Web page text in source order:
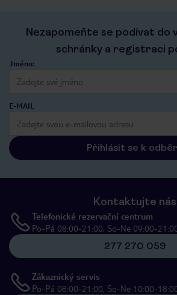
Nezapomeňte se podívat do
schránky a registraci
Jméno:
E-MAIL
Přihlásit se k
Kontaktujte nás
Telefonické rezervační centrum
Po-Pá 08:00-21:00, So-Ne 09:00-
277 270 059
Zákaznický servis
Po-Pá 08:00-21:00, So-Ne 10:00-